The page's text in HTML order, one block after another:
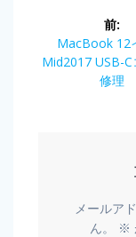
前:
MacBook 12
Mid2017 USB-C
修理
メールア
ん。
※